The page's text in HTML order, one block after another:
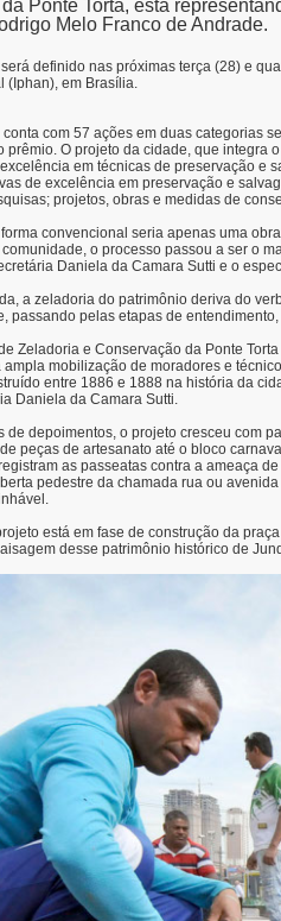
Ponte Torta, está
Melo Franco de Andrade.
definido nas próximas terça (28) e
(Iphan), em Brasília.
com 57 ações em duas categorias
prêmio. O projeto da cidade, que integra
em técnicas de preservação e
de excelência em preservação e
projetos, obras e medidas de
convencional seria apenas uma
o processo passou a ser o
Daniela da Camara Sutti e o
a zeladoria do patrimônio deriva do
passando pelas etapas de
Zeladoria e Conservação da Ponte
ampla mobilização de moradores e
entre 1886 e 1888 na história da
Daniela da Camara Sutti.
de depoimentos, o projeto cresceu com
peças de artesanato até o bloco
as passeatas contra a ameaça
pedestre da chamada rua ou
está em fase de construção da
desse patrimônio histórico de